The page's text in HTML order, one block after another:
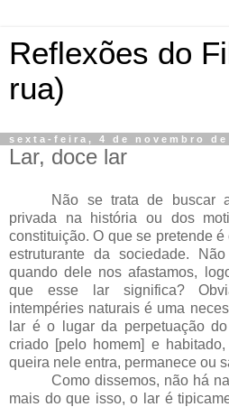
Reflexões do
rua)
sexta-feira, 4 de novembro de
Lar, doce lar
Não se trata de buscar
privada na história ou dos
constituição. O que se pretende
estruturante da sociedade.
quando dele nos afastamos,
que esse lar significa?
intempéries naturais é uma
lar é o lugar da perpetuação
criado [pelo homem] e
queira nele entra, permanece ou
Como dissemos, não há
mais do que isso, o lar é